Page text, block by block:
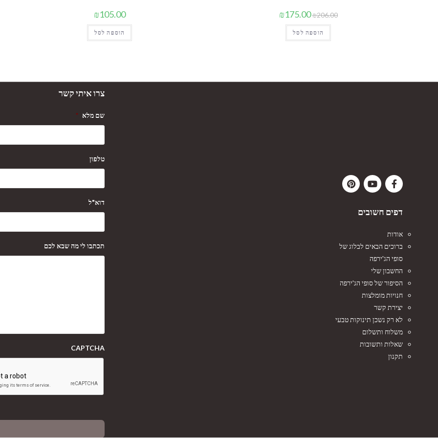
₪206.00
₪175.00
הוספה לסל
₪105.00
הוספה לסל
דפים חשובים
אודות
ברוכים הבאים לבלוג של
סופי הג'ירפה
החשבון שלי
הסיפור של סופי הג'ירפה
חנויות מומלצות
יצירת קשר
לא רק נשכן תינוקות טבעי
משלוח ותשלום
שאלות ותשובות
תקנון
צרו איתי קשר
שם מלא *
טלפון
דוא"ל
תכתבו לי מה שבא לכם
CAPTCHA